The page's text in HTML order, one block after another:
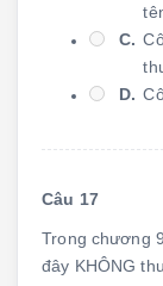
C.
D.
Câu 17
Trong chương
đây KHÔNG